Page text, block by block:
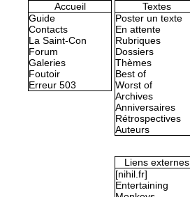
Accueil
Guide
Contacts
La Saint-Con
Forum
Galeries
Foutoir
Erreur 503
Textes
Poster un texte
En attente
Rubriques
Dossiers
Thèmes
Best of
Worst of
Archives
Anniversaires
Rétrospectives
Auteurs
Liens externes
[nihil.fr]
Entertaining